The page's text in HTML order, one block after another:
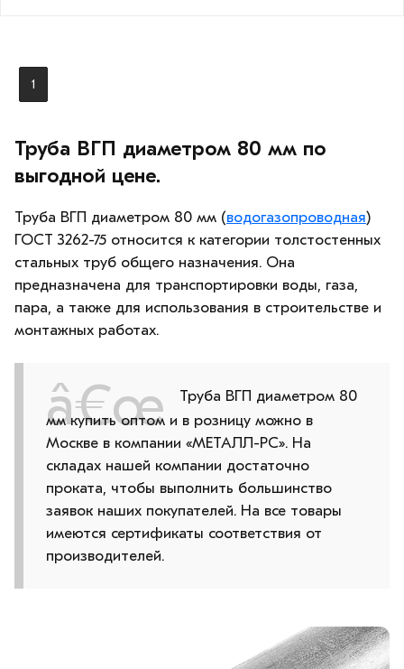
1
Труба ВГП диаметром 80 мм по
выгодной цене.
Труба ВГП диаметром 80 мм (водогазопроводная)
ГОСТ 3262-75 относится к категории толстостенных
стальных труб общего назначения. Она
предназначена для транспортировки воды, газа,
пара, а также для использования в строительстве и
монтажных работах.
Труба ВГП диаметром 80
мм купить оптом и в розницу можно в
Москве в компании «МЕТАЛЛ-РС». На
складах нашей компании достаточно
проката, чтобы выполнить большинство
заявок наших покупателей. На все товары
имеются сертификаты соответствия от
производителей.